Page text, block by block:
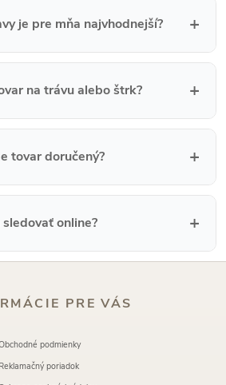
je pre mňa najvhodnejší? +
na trávu alebo štrk? +
tovar doručený? +
online? +
PRE VÁS
podmienky
Reklamačný poriadok